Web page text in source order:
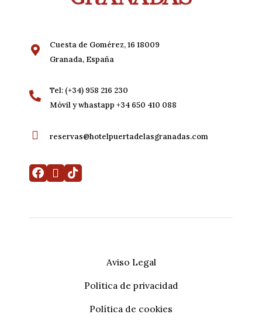
Cuesta de Gomérez, 16 18009
Granada, España
Tel: (+34) 958 216 230
Móvil y whastapp +34 650 410 088
reservas@hotelpuertadelasgranadas.com
Aviso Legal
Política de privacidad
Política de cookies